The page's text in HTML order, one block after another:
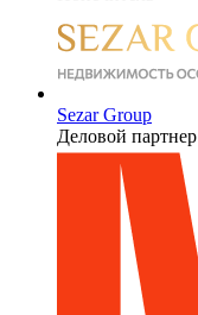
Sezar Group
Деловой партнер